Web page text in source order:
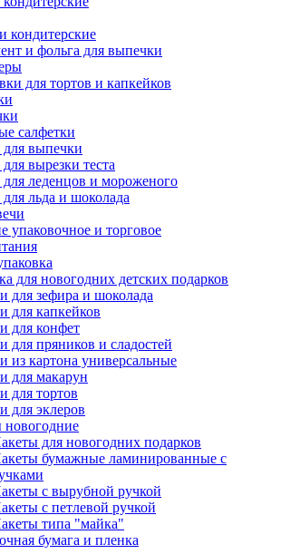
кондитерские
и фольга для выпечки
для тортов и капкейков
салфетки
выпечки
вырезки теста
леденцов и мороженого
льда и шоколада
упаковочное и торговое
для новогодних детских подарков
для зефира и шоколада
для капкейков
для конфет
для пряников и сладостей
из картона универсальные
для макарун
для тортов
для эклеров
новогодние
для новогодних подарков
бумажные ламинированные с
с вырубной ручкой
с петлевой ручкой
типа "майка"
бумага и пленка